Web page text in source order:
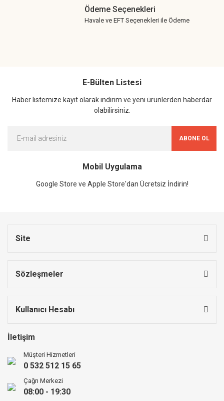
Ödeme Seçenekleri
Havale ve EFT Seçenekleri ile Ödeme
E-Bülten Listesi
Haber listemize kayıt olarak indirim ve yeni ürünlerden haberdar
olabilirsiniz.
ABONE OL
Mobil Uygulama
Google Store ve Apple Store'dan Ücretsiz İndirin!
Site
Sözleşmeler
Kullanıcı Hesabı
İletişim
Müşteri Hizmetleri
0 532 512 15 65
Çağrı Merkezi
08:00 - 19:30